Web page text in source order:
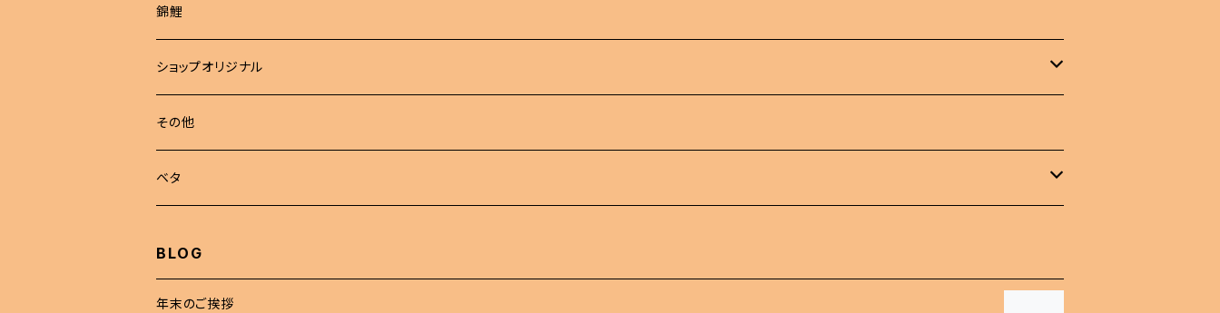
成魚
若魚
非選別商品
成魚
若魚
ピンポンパール
現物出品
江戸錦
東錦
らんちゅう
錦鯉
ショップオリジナル
めだか 定額
めだか セット
その他
ベタ
BLOG
年末のご挨拶